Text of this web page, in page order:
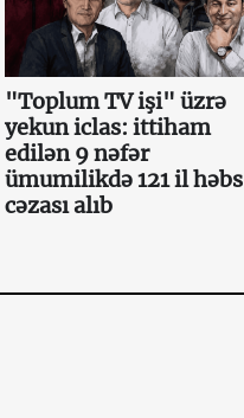
"Toplum TV işi" üzrə
yekun iclas: ittiham
edilən 9 nəfər
ümumilikdə 121 il həbs
cəzası alıb